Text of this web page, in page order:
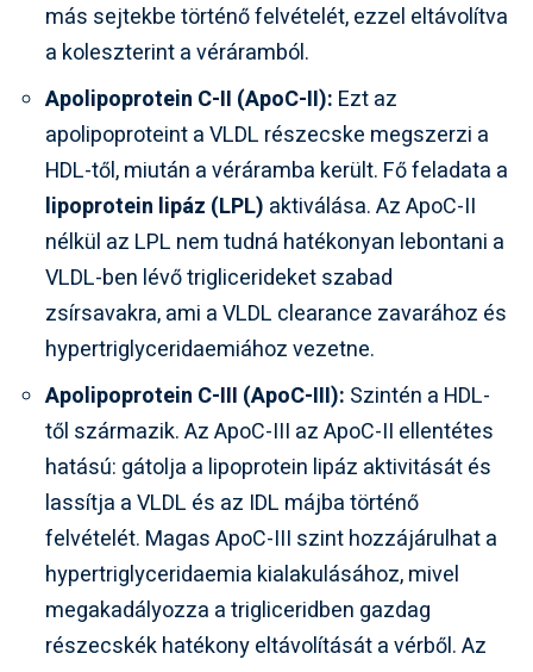
más sejtekbe történő felvételét, ezzel eltávolítva
a koleszterint a véráramból.
Apolipoprotein C-II (ApoC-II): Ezt az
apolipoproteint a VLDL részecske megszerzi a
HDL-től, miután a véráramba került. Fő feladata a
lipoprotein lipáz (LPL) aktiválása. Az ApoC-II
nélkül az LPL nem tudná hatékonyan lebontani a
VLDL-ben lévő triglicerideket szabad
zsírsavakra, ami a VLDL clearance zavarához és
hypertriglyceridaemiához vezetne.
Apolipoprotein C-III (ApoC-III): Szintén a HDL-
től származik. Az ApoC-III az ApoC-II ellentétes
hatású: gátolja a lipoprotein lipáz aktivitását és
lassítja a VLDL és az IDL májba történő
felvételét. Magas ApoC-III szint hozzájárulhat a
hypertriglyceridaemia kialakulásához, mivel
megakadályozza a trigliceridben gazdag
részecskék hatékony eltávolítását a vérből. Az